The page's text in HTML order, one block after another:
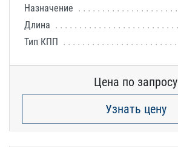
Назначение
Длина
Тип КПП
Цена по запросу
Узнать цену